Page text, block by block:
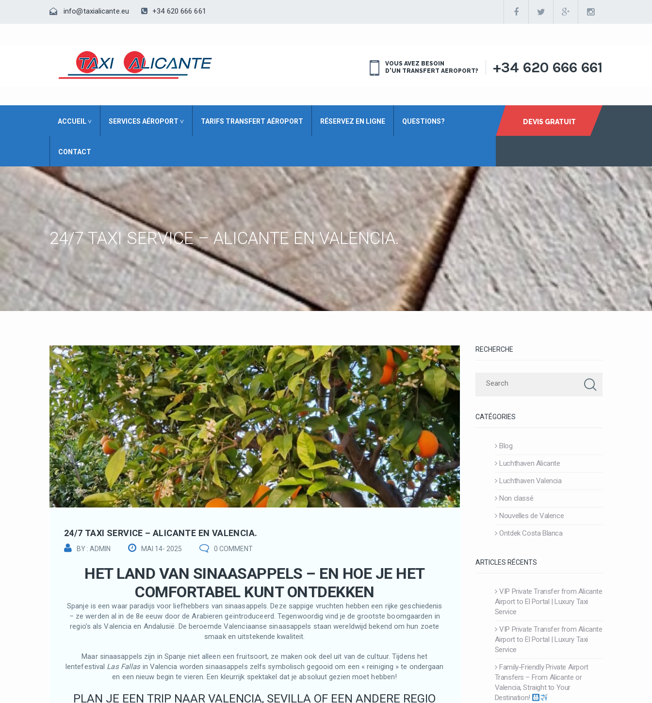
info@taxialicante.eu +34 620 666 661
VOUS AVEZ BESOIN
D'UN TRANSFERT AEROPORT?
+34 620 666 661
ACCUEIL ˅ SERVICES AÉROPORT ˅ TARIFS TRANSFERT AÉROPORT RÉSERVEZ EN LIGNE QUESTIONS?
CONTACT
DEVIS GRATUIT
24/7 TAXI SERVICE – ALICANTE EN VALENCIA.
24/7 TAXI SERVICE – ALICANTE EN VALENCIA.
BY : ADMIN MAI 14- 2025 0 COMMENT
HET LAND VAN SINAASAPPELS – EN HOE JE HET
COMFORTABEL KUNT ONTDEKKEN
Spanje is een waar paradijs voor liefhebbers van sinaasappels. Deze sappige vruchten hebben een rijke geschiedenis
– ze werden al in de 8e eeuw door de Arabieren geïntroduceerd. Tegenwoordig vind je de grootste boomgaarden in
regio’s als Valencia en Andalusië. De beroemde Valenciaanse sinaasappels staan wereldwijd bekend om hun zoete
smaak en uitstekende kwaliteit.
Maar sinaasappels zijn in Spanje niet alleen een fruitsoort, ze maken ook deel uit van de cultuur. Tijdens het
lentefestival Las Fallas in Valencia worden sinaasappels zelfs symbolisch gegooid om een « reiniging » te ondergaan
en een nieuw begin te vieren. Een kleurrijk spektakel dat je absoluut gezien moet hebben!
PLAN JE EEN TRIP NAAR VALENCIA, SEVILLA OF EEN ANDERE REGIO
RECHERCHE
CATÉGORIES
Blog
Luchthaven Alicante
Luchthaven Valencia
Non classé
Nouvelles de Valence
Ontdek Costa Blanca
ARTICLES RÉCENTS
VIP Private Transfer from Alicante
Airport to El Portal | Luxury Taxi
Service
VIP Private Transfer from Alicante
Airport to El Portal | Luxury Taxi
Service
Family-Friendly Private Airport
Transfers – From Alicante or
Valencia, Straight to Your
Destination!